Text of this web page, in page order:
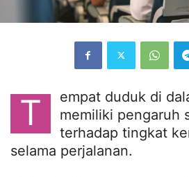
T
empat duduk di
memiliki pengaruh
terhadap tingkat
selama perjalanan.